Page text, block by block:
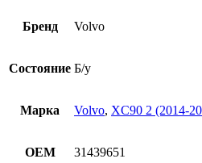
Бренд Volvo
Состояние Б/у
Марка Volvo, XC90 2 (2014-
OEM 31439651